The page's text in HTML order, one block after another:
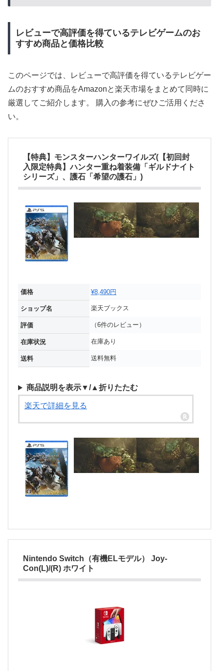
レビューで高評価を得ているテレビゲームのお
すすめ商品と価格比較
このページでは、レビューで高評価を得ているテレビゲー
ムのおすすめ商品をAmazonと楽天市場をまとめて同時に
厳選してご紹介します。 購入の参考にぜひご活用くださ
い。
【特典】モンスターハンターワイルズ(【初回封
入限定特典】ハンター重ね着装備「ギルドナイト
シリーズ」、護石「希望の護石」)
価格 ¥8,490円
ショップ名 楽天ブックス
評価 （6件のレビュー）
在庫状況 在庫あり
送料 送料無料
商品説明を表示▼/▲折りたたむ
楽天で詳細を見る
Nintendo Switch（有機ELモデル） Joy-
Con(L)/(R) ホワイト